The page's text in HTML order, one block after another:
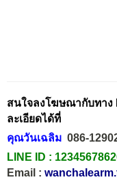
สนใจลงโฆษณากับทาง
ละเอียดได้ที่
คุณวันเฉลิม 086-
LINE ID :
Email :